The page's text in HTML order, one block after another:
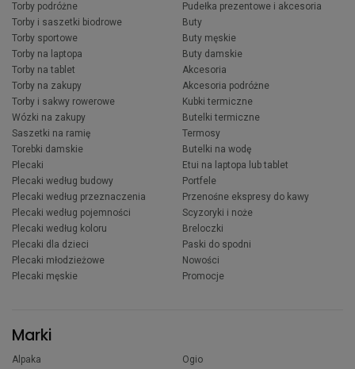
Torby podróżne
Torby i saszetki biodrowe
Torby sportowe
Torby na laptopa
Torby na tablet
Torby na zakupy
Torby i sakwy rowerowe
Wózki na zakupy
Saszetki na ramię
Torebki damskie
Plecaki
Plecaki według budowy
Plecaki według przeznaczenia
Plecaki według pojemności
Plecaki według koloru
Plecaki dla dzieci
Plecaki młodzieżowe
Plecaki męskie
Pudełka prezentowe i akcesoria
Buty
Buty męskie
Buty damskie
Akcesoria
Akcesoria podróżne
Kubki termiczne
Butelki termiczne
Termosy
Butelki na wodę
Etui na laptopa lub tablet
Portfele
Przenośne ekspresy do kawy
Scyzoryki i noże
Breloczki
Paski do spodni
Nowości
Promocje
Marki
Alpaka
Ogio